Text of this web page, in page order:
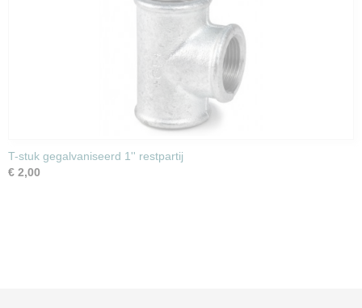
T-stuk gegalvaniseerd 1'' restpartij
€ 2,00